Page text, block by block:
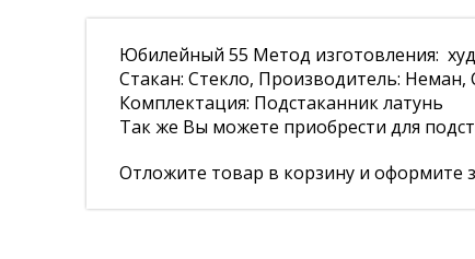
Юбилейный 55 Метод изготовления:
Стакан: Стекло, Производитель: Неман,
Комплектация: Подстаканник латунь
Так же Вы можете приобрести для
Отложите товар в корзину и оформите